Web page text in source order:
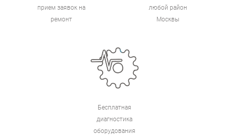
прием заявок на
ремонт
любой район
Москвы
Бесплатная
диагностика
оборудования